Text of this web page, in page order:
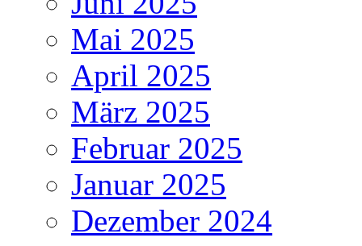
Mai 2025
April 2025
März 2025
Februar 2025
Januar 2025
Dezember 2024